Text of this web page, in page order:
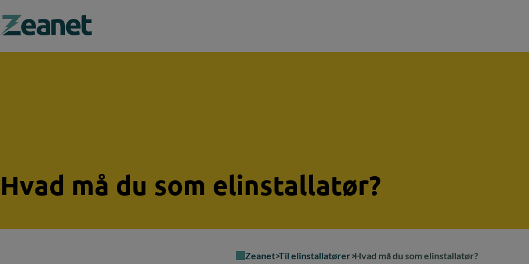
Hvad må du som elinstallatør?
Zeanet Til elinstallatører Hvad må du som elinstallatør?